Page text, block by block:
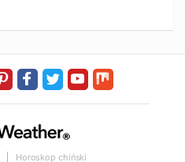
Horoskop chiński